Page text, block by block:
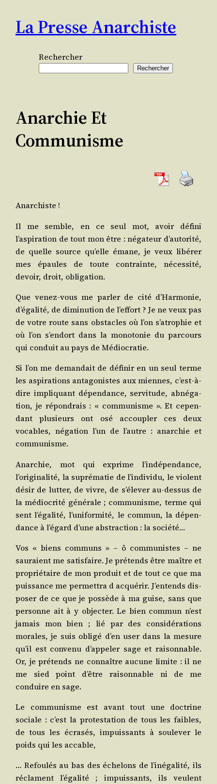
contenu
La Presse Anarchiste
Rechercher
Rechercher
Anarchie Et
Communisme
Anar­chiste !
Il me semble, en ce seul mot, avoir défi­ni
l’aspiration de tout mon être : néga­teur d’autorité,
de quelle source qu’elle émane, je veux libé­rer
mes épaules de toute contrainte, néces­si­té,
devoir, droit, obligation.
Que venez-vous me par­ler de cité d’Harmonie,
d’égalité, de dimi­nu­tion de l’effort ? Je ne veux pas
de votre route sans obs­tacles où l’on s’atrophie et
où l’on s’endort dans la mono­to­nie du par­cours
qui conduit au pays de Médiocratie.
Si l’on me deman­dait de défi­nir en un seul terme
les aspi­ra­tions anta­go­nistes aux miennes, c’est-à-
dire impli­quant dépen­dance, ser­vi­tude, abné­ga­
tion, je répon­drais : « com­mu­nisme ». Et cepen­
dant plu­sieurs ont osé accou­pler ces deux
vocables, néga­tion l’un de l’autre : anar­chie et
communisme.
Anar­chie, mot qui exprime l’indépendance,
l’originalité, la supré­ma­tie de l’individu, le violent
désir de lut­ter, de vivre, de s’élever au-des­sus de
la médio­cri­té géné­rale ; com­mu­nisme, terme qui
sent l’égalité, l’uniformité, le com­mun, la dépen­
dance à l’égard d’une abs­trac­tion : la société…
Vos « biens com­muns » – ô com­mu­nistes – ne
sau­raient me satis­faire. Je pré­tends être maître et
pro­prié­taire de mon pro­duit et de tout ce que ma
puis­sance me per­met­tra d acqué­rir. J’entends dis­
po­ser de ce que je pos­sède à ma guise, sans que
per­sonne ait à y objec­ter. Le bien com­mun n’est
jamais mon bien ; lié par des consi­dé­ra­tions
morales, je suis obli­gé d’en user dans la mesure
qu’il est conve­nu d’appeler sage et rai­son­nable.
Or, je pré­tends ne connaître aucune limite : il ne
me sied point d’être rai­son­nable ni de me
conduire en sage.
Le com­mu­nisme est avant tout une doc­trine
sociale : c’est la pro­tes­ta­tion de tous les faibles,
de tous les écra­sés, impuis­sants à sou­le­ver le
poids qui les accable,
… Refou­lés au bas des éche­lons de l’inégalité, ils
réclament l’égalité ; impuis­sants, ils veulent